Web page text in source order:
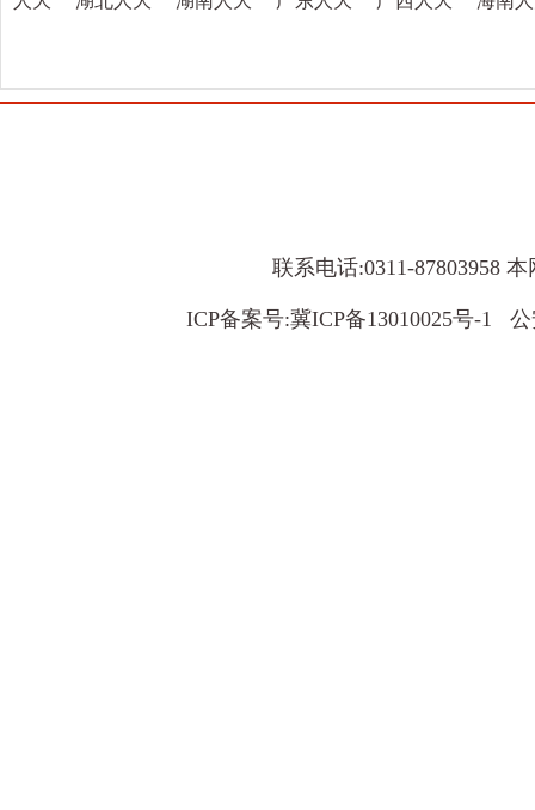
联系电话:0311-87803958
ICP备案号:冀ICP备13010025号-1 公